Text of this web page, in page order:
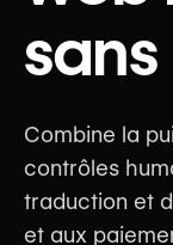
Combine la
contrôles
traduction et
et aux